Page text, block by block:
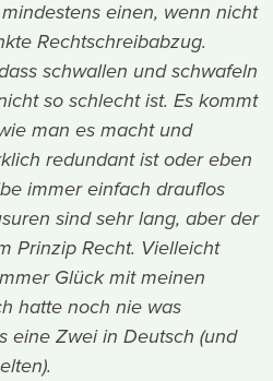
einen, wenn nicht
Rechtschreibabzug.
schwallen und schwafeln
so schlecht ist. Es kommt
man es macht und
redundant ist oder eben
immer einfach drauflos
sind sehr lang, aber der
Prinzip Recht. Vielleicht
Glück mit meinen
hatte noch nie was
eine Zwei in Deutsch (und